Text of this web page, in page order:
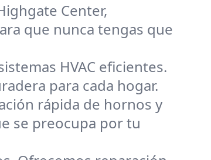
Center,
que nunca tengas que
HVAC eficientes.
para cada hogar.
rápida de hornos y
se preocupa por tu